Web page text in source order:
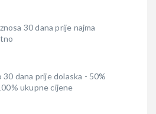
30 dana prije najma
dana prije dolaska - 50%
ukupne cijene